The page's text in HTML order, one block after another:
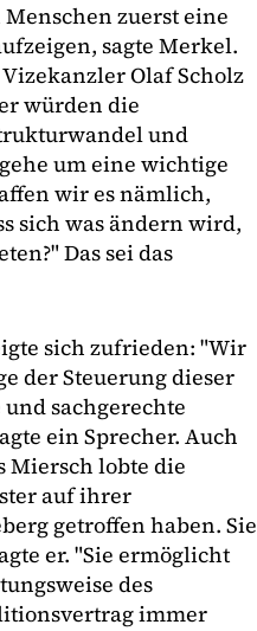
zuerst eine
sagte Merkel.
Olaf Scholz
würden die
und
um eine wichtige
wir es nämlich,
sich was ändern wird,
Das sei das
sich zufrieden: "Wir
der Steuerung dieser
sachgerechte
ein Sprecher. Auch
Miersch lobte die
auf ihrer
getroffen haben. Sie
er. "Sie ermöglicht
des
immer